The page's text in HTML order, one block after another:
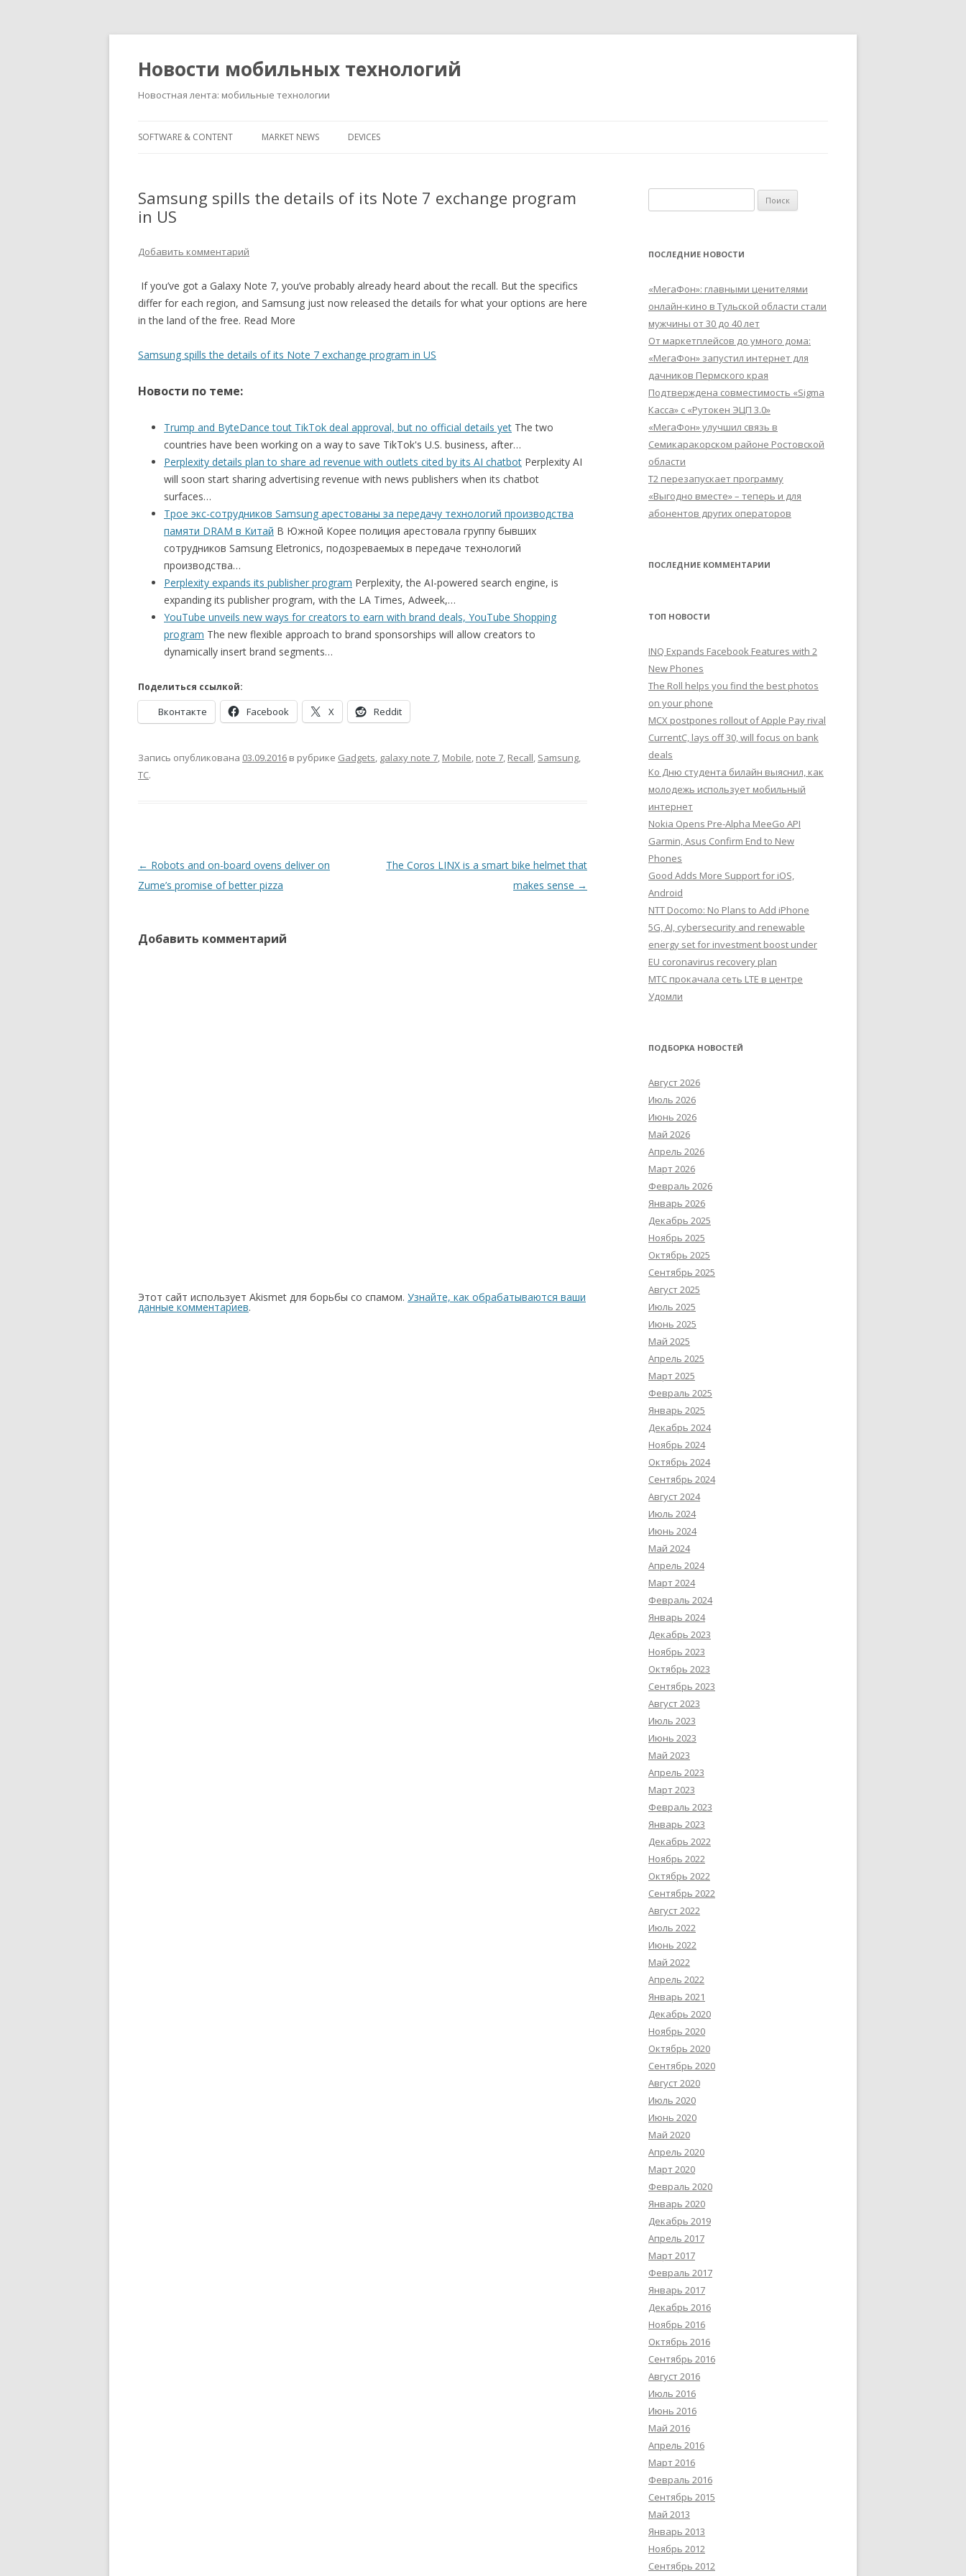
Новости мобильных технологий
Новостная лента: мобильные технологии
SOFTWARE & CONTENT MARKET NEWS DEVICES
Samsung spills the details of its Note 7 exchange program
in US
Добавить комментарий
If you’ve got a Galaxy Note 7, you’ve probably already heard about the recall. But the specifics
differ for each region, and Samsung just now released the details for what your options are here
in the land of the free. Read More
Samsung spills the details of its Note 7 exchange program in US
Новости по теме:
Trump and ByteDance tout TikTok deal approval, but no official details yet The two
countries have been working on a way to save TikTok's U.S. business, after…
Perplexity details plan to share ad revenue with outlets cited by its AI chatbot Perplexity AI
will soon start sharing advertising revenue with news publishers when its chatbot
surfaces…
Трое экс-сотрудников Samsung арестованы за передачу технологий производства
памяти DRAM в Китай В Южной Корее полиция арестовала группу бывших
сотрудников Samsung Eletronics, подозреваемых в передаче технологий
производства…
Perplexity expands its publisher program Perplexity, the AI-powered search engine, is
expanding its publisher program, with the LA Times, Adweek,…
YouTube unveils new ways for creators to earn with brand deals, YouTube Shopping
program The new flexible approach to brand sponsorships will allow creators to
dynamically insert brand segments…
Поделиться ссылкой:
Вконтакте Facebook X Reddit
Запись опубликована 03.09.2016 в рубрике Gadgets, galaxy note 7, Mobile, note 7, Recall, Samsung,
TC.
Навигация
по
← Robots and on-board ovens deliver on
Zume’s promise of better pizza
The Coros LINX is a smart bike helmet that
makes sense →
Добавить комментарий
Этот сайт использует Akismet для борьбы со спамом. Узнайте, как обрабатываются ваши
данные комментариев.
ПОСЛЕДНИЕ НОВОСТИ
«МегаФон»: главными ценителями
онлайн-кино в Тульской области стали
мужчины от 30 до 40 лет
От маркетплейсов до умного дома:
«МегаФон» запустил интернет для
дачников Пермского края
Подтверждена совместимость «Sigma
Касса» с «Рутокен ЭЦП 3.0»
«МегаФон» улучшил связь в
Семикаракорском районе Ростовской
области
Т2 перезапускает программу
«Выгодно вместе» – теперь и для
абонентов других операторов
ПОСЛЕДНИЕ КОММЕНТАРИИ
ТОП НОВОСТИ
INQ Expands Facebook Features with 2
New Phones
The Roll helps you find the best photos
on your phone
MCX postpones rollout of Apple Pay rival
CurrentC, lays off 30, will focus on bank
deals
Ко Дню студента билайн выяснил, как
молодежь использует мобильный
интернет
Nokia Opens Pre-Alpha MeeGo API
Garmin, Asus Confirm End to New
Phones
Good Adds More Support for iOS,
Android
NTT Docomo: No Plans to Add iPhone
5G, AI, cybersecurity and renewable
energy set for investment boost under
EU coronavirus recovery plan
МТС прокачала сеть LTE в центре
Удомли
ПОДБОРКА НОВОСТЕЙ
Август 2026
Июль 2026
Июнь 2026
Май 2026
Апрель 2026
Март 2026
Февраль 2026
Январь 2026
Декабрь 2025
Ноябрь 2025
Октябрь 2025
Сентябрь 2025
Август 2025
Июль 2025
Июнь 2025
Май 2025
Апрель 2025
Март 2025
Февраль 2025
Январь 2025
Декабрь 2024
Ноябрь 2024
Октябрь 2024
Сентябрь 2024
Август 2024
Июль 2024
Июнь 2024
Май 2024
Апрель 2024
Март 2024
Февраль 2024
Январь 2024
Декабрь 2023
Ноябрь 2023
Октябрь 2023
Сентябрь 2023
Август 2023
Июль 2023
Июнь 2023
Май 2023
Апрель 2023
Март 2023
Февраль 2023
Январь 2023
Декабрь 2022
Ноябрь 2022
Октябрь 2022
Сентябрь 2022
Август 2022
Июль 2022
Июнь 2022
Май 2022
Апрель 2022
Январь 2021
Декабрь 2020
Ноябрь 2020
Октябрь 2020
Сентябрь 2020
Август 2020
Июль 2020
Июнь 2020
Май 2020
Апрель 2020
Март 2020
Февраль 2020
Январь 2020
Декабрь 2019
Апрель 2017
Март 2017
Февраль 2017
Январь 2017
Декабрь 2016
Ноябрь 2016
Октябрь 2016
Сентябрь 2016
Август 2016
Июль 2016
Июнь 2016
Май 2016
Апрель 2016
Март 2016
Февраль 2016
Сентябрь 2015
Май 2013
Январь 2013
Ноябрь 2012
Сентябрь 2012